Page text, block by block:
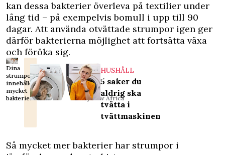
kan dessa bakterier överleva på textilier under
lång tid – på exempelvis bomull i upp till 90
dagar. Att använda otvättade strumpor igen ger
därför bakterierna möjlighet att fortsätta växa
och föröka sig.
Dina
strumpor
innehåller
mycket
bakterier.Foto: Shutterstock/New Africa
HUSHÅLL
5 saker du
aldrig ska
tvätta i
tvättmaskinen
Så mycket mer bakterier har strumpor i